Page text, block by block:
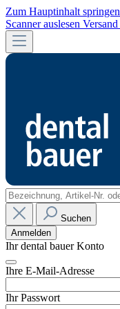
Zum Hauptinhalt springen
Scanner auslesen Versand
Suchen
Anmelden
Ihr dental bauer Konto
Ihre E-Mail-Adresse
Ihr Passwort